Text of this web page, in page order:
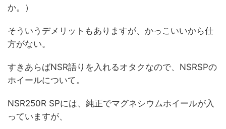
か。）
そういうデメリットもありますが、かっこいいから仕
方がない。
すきあらばNSR語りを入れるオタクなので、NSRSPの
ホイールについて。
NSR250R SPには、純正でマグネシウムホイールが入
っていますが、